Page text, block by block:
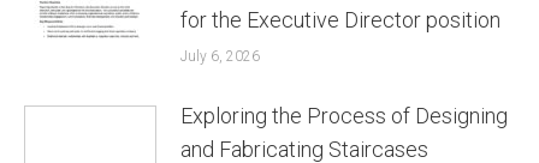
for the Executive Director position
July 6, 2026
Exploring the Process of Designing
and Fabricating Staircases